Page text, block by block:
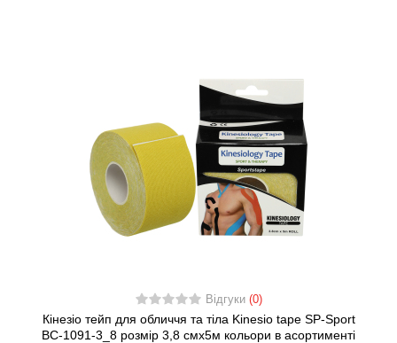
Відгуки (0)
Кінезіо тейп для обличчя та тіла Kinesio tape SP-Sport
BC-1091-3_8 розмір 3,8 смх5м кольори в асортименті